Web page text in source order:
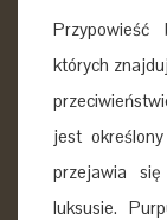
Przypowieść
których
jest
przejawia
luksusie.